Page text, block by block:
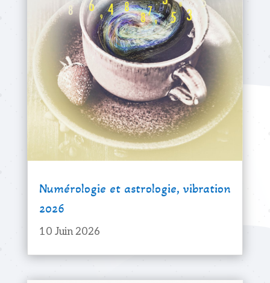
Numérologie et astrologie, vibration
2026
10 Juin 2026